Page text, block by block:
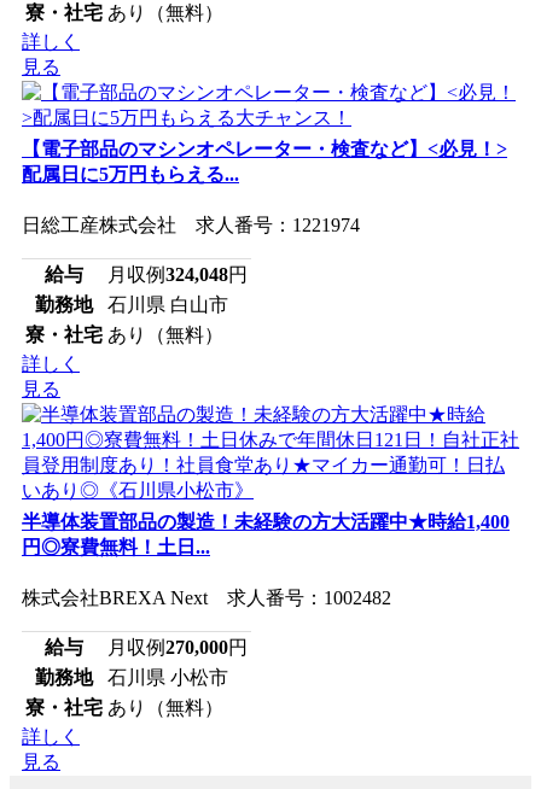
寮・社宅 あり（無料）
詳しく
見る
【電子部品のマシンオペレーター・検査など】<必見！>
配属日に5万円もらえる...
日総工産株式会社 求人番号：1221974
給与 月収例324,048円
勤務地
石川県 白山市
寮・社宅 あり（無料）
詳しく
見る
半導体装置部品の製造！未経験の方大活躍中★時給1,400
円◎寮費無料！土日...
株式会社BREXA Next 求人番号：1002482
給与 月収例270,000円
勤務地
石川県 小松市
寮・社宅 あり（無料）
詳しく
見る